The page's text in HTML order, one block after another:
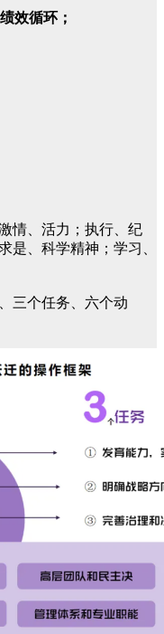
效循环；
情、活力；执行、纪
是、科学精神；学习、
三个任务、六个动